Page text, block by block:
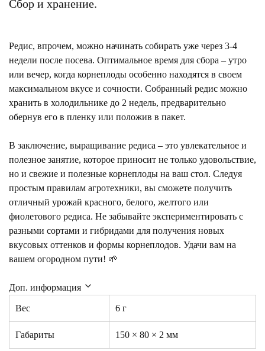
Сбор и хранение.
Редис, впрочем, можно начинать собирать уже через 3-4
недели после посева. Оптимальное время для сбора – утро
или вечер, когда корнеплоды особенно находятся в своем
максимальном вкусе и сочности. Собранный редис можно
хранить в холодильнике до 2 недель, предварительно
обернув его в пленку или положив в пакет.
В заключение, выращивание редиса – это увлекательное и
полезное занятие, которое приносит не только удовольствие,
но и свежие и полезные корнеплоды на ваш стол. Следуя
простым правилам агротехники, вы сможете получить
отличный урожай красного, белого, желтого или
фиолетового редиса. Не забывайте экспериментировать с
разными сортами и гибридами для получения новых
вкусовых оттенков и формы корнеплодов. Удачи вам на
вашем огородном пути! 🌱
Доп. информация
Вес 6 г
Габариты 150 × 80 × 2 мм